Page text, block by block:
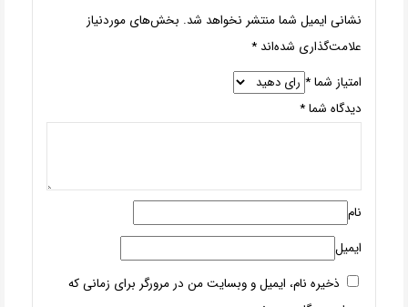
نشانی ایمیل شما منتشر نخواهد شد. بخش‌های موردنیاز
علامت‌گذاری شده‌اند *
امتیاز شما*
دیدگاه شما*
نام
ایمیل
ذخیره نام، ایمیل و وبسایت من در مرورگر برای زمانی که